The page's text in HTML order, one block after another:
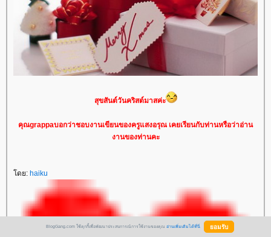
สุขสันต์วันคริสต์มาสค่ะ
คุณgrappaบอกว่าชอบงานเขียนของครูแสงอรุณ เคยเรียนกับท่านหรือว่าอ่าน
งานของท่านคะ
ดย: haiku
BlogGang.com ใช้คุกกี้เพื่อพัฒนาประสบการณ์การใช้งานของคุณ อ่านเพิ่มเติมได้ที่นี่